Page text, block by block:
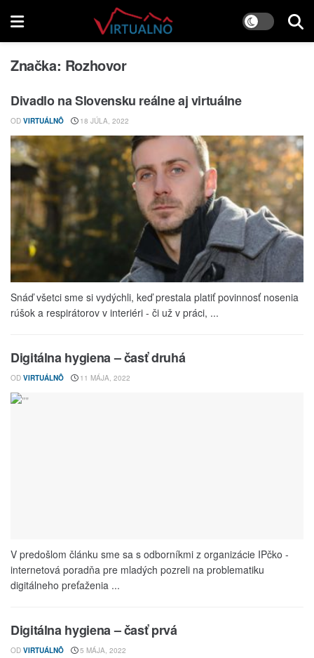
Značka: Rozhovor
Divadlo na Slovensku reálne aj virtuálne
OD VIRTUÁLNÔ 18 JÚLA, 2022
Snáď všetci sme si vydýchli, keď prestala platiť povinnosť nosenia
rúšok a respirátorov v interiéri - či už v práci, ...
Digitálna hygiena – časť druhá
OD VIRTUÁLNÔ 11 MÁJA, 2022
V predošlom článku sme sa s odborníkmi z organizácie IPčko -
internetová poradňa pre mladých pozreli na problematiku
digitálneho preťaženia ...
Digitálna hygiena – časť prvá
OD VIRTUÁLNÔ 5 MÁJA, 2022